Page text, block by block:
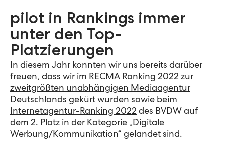
pilot in Rankings immer
unter den Top-
Platzierungen
In diesem Jahr konnten wir uns bereits darüber
freuen, dass wir im RECMA Ranking 2022 zur
zweitgrößten unabhängigen Mediaagentur
Deutschlands gekürt wurden sowie beim
Internetagentur-Ranking 2022 des BVDW auf
dem 2. Platz in der Kategorie „Digitale
Werbung/Kommunikation“ gelandet sind.